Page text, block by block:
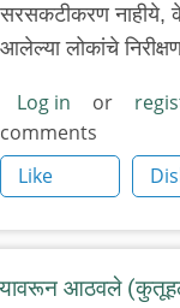
सरसकटीकरण नाहीये,
आलेल्या लोकांचे
Log in or
comments
Like
आठवले